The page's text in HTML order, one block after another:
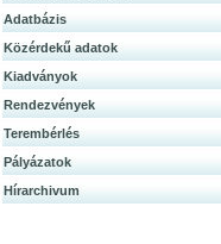
Adatbázis
Közérdek­ű adatok
Kiadványok
Rendezvények
Terembérlés
Pályázatok
Hírarchivum